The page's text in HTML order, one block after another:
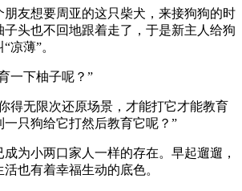
友想要周亚的这只柴犬，来接狗狗的时
头也不回地跟着走了，于是新主人给狗
凉薄”。
下柚子呢？”
无限次还原场景，才能打它才能教育
只狗给它打然后教育它呢？”
小两口家人一样的存在。早起遛遛，
也有着幸福生动的底色。